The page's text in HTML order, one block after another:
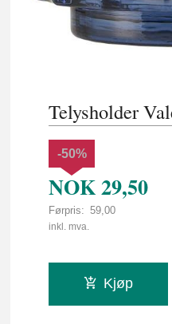
Telysholder
NOK29,50
Førpris: 59,00
Rabatt
-50%
inkl. mva.
Kjøp